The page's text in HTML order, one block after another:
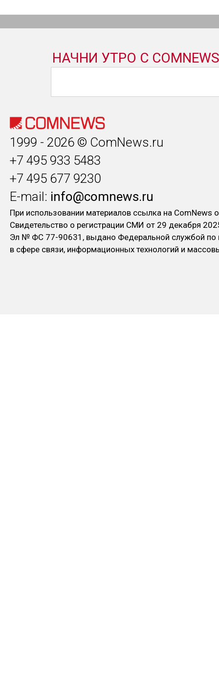
1999 - 2026 © ComNews.ru
+7 495 933 5483
+7 495 677 9230
E-mail: info@comnews.ru
При использовании материалов ссылка на ComNews
Свидетельство о регистрации СМИ от 29 декабря
Эл № ФC 77-90631, выдано Федеральной службой по
в сфере связи, информационных технологий и